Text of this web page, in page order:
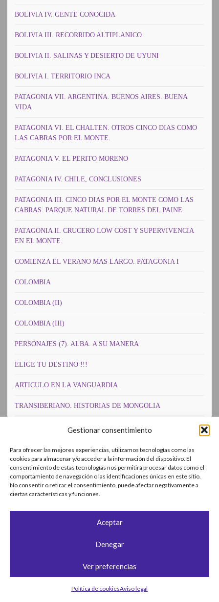
Gestionar consentimiento
Para ofrecer las mejores experiencias, utilizamos tecnologías como las
cookies para almacenar y/o acceder a la información del dispositivo. El
consentimiento de estas tecnologías nos permitirá procesar datos como el
comportamiento de navegación o las identificaciones únicas en este sitio.
No consentir o retirar el consentimiento, puede afectar negativamente a
ciertas características y funciones.
Aceptar
Denegar
Ver preferencias
Política de cookiesAviso legal
BOLIVIA IV. GENTE CONOCIDA
BOLIVIA III. RECORRIDO ALTIPLANICO
BOLIVIA II. SALINAS Y DESIERTO DE UYUNI
BOLIVIA I. TERRITORIO INCA
PATAGONIA VII. ARGENTINA. BUENOS AIRES. BUENA
VIDA
PATAGONIA VI. EL CHALTEN. OTROS CINCO DIAS COMO
LAS CABRAS POR EL MONTE.
PATAGONIA V. EL PERITO MORENO
PATAGONIA IV. CHILE, CONCLUSIONES
PATAGONIA III. CINCO DIAS POR EL MONTE COMO LAS
CABRAS. PARQUE NATURAL DE TORRES DEL PAINE.
PATAGONIA II. CRUCERO LOW COST Y SUPERVIVENCIA
EN EL MONTE.
COMIENZA EL VERANO MAS LARGO. PATAGONIA I
COLOMBIA
COLOMBIA (II)
COLOMBIA (III)
PERSONAJES (7). ALBA. A SU MANERA
ELIGE TU DESTINO !!!
ARTICULO EN LA VANGUARDIA
TRANSIBERIANO. HISTORIAS DE MONGOLIA
DINERO MONGOL
MI ESPOSA MONGOLA
MONGOLIA. UNA GUIA MUY PROMISCUA
MONGOLIA. LAS BUENAS INVERSIONES
ATRAVESANDO ELDESIERTO DEL GOBI CON EL